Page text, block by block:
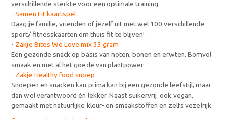
verschillende sterkte voor een optimale training.
- Samen Fit kaartspel
Daag je familie, vrienden of jezelf uit met wel 100 verschillende
sport/ fitnesskaarten om thuis fit te blijven!
- Zakje Bites We Lovemix 35 gram
Een gezonde snack op basis van noten, bonen en erwten. Bomvol
smaak en met al het goede van plantpower
- Zakje Healthy food snoep
Snoepen en snacken kan prima kan bij een gezonde leefstijl, maar
dan wel verantwoord én lekker. Naast suikervrij ook vegan,
gemaakt met natuurlijke kleur- en smaakstoffen en zelfs vezelrijk.